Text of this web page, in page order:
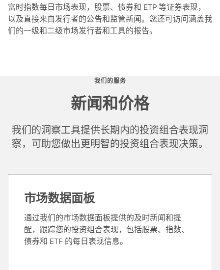
富时指数每日市场表现，股票、债券和 ETP 等证券表现，
以及直接来自发行者的公告和监管新闻。您还可访问涵盖我
们的一级和二级市场发行者和工具的报告。
我们的服务
新闻和价格
我们的洞察工具提供长期内的投资组合表现洞
察，可助您做出更明智的投资组合表现决策。
市场数据面板
通过我们的市场数据面板提供的及时新闻和提
醒，跟踪您的投资组合表现，包括股票、指数、
债券和 ETF 的每日表现信息。